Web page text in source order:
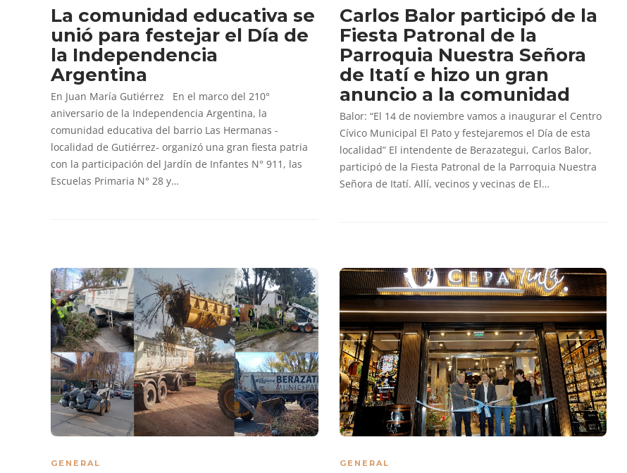
La comunidad educativa se
unió para festejar el Día de
la Independencia
Argentina
En Juan María Gutiérrez En el marco del 210°
aniversario de la Independencia Argentina, la
comunidad educativa del barrio Las Hermanas -
localidad de Gutiérrez- organizó una gran fiesta patria
con la participación del Jardín de Infantes N° 911, las
Escuelas Primaria N° 28 y…
Carlos Balor participó de la
Fiesta Patronal de la
Parroquia Nuestra Señora
de Itatí e hizo un gran
anuncio a la comunidad
Balor: “El 14 de noviembre vamos a inaugurar el Centro
Cívico Municipal El Pato y festejaremos el Día de esta
localidad” El intendente de Berazategui, Carlos Balor,
participó de la Fiesta Patronal de la Parroquia Nuestra
Señora de Itatí. Allí, vecinos y vecinas de El…
GENERAL GENERAL